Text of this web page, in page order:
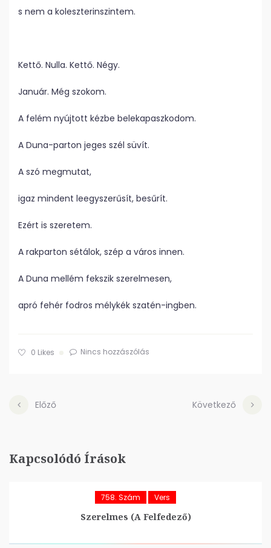
s nem a koleszterinszintem.
Kettő. Nulla. Kettő. Négy.
Január. Még szokom.
A felém nyújtott kézbe belekapaszkodom.
A Duna-parton jeges szél süvít.
A szó megmutat,
igaz mindent leegyszerűsít, besűrít.
Ezért is szeretem.
A rakparton sétálok, szép a város innen.
A Duna mellém fekszik szerelmesen,
apró fehér fodros mélykék szatén-ingben.
0 Likes Nincs hozzászólás
Előző Következő
Kapcsolódó Írások
758. Szám Vers
Szerelmes (A Felfedező)